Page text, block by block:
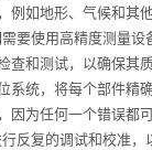
例如地形、气候和其他
要使用高精度测量设
查和测试，以确保其
系统，将每个部件精
因为任何一个错误都
反复的调试和校准，